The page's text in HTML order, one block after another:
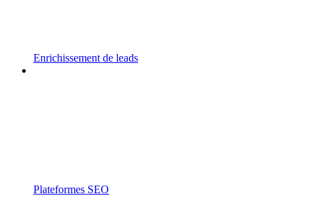
Enrichissement de leads
Plateformes SEO